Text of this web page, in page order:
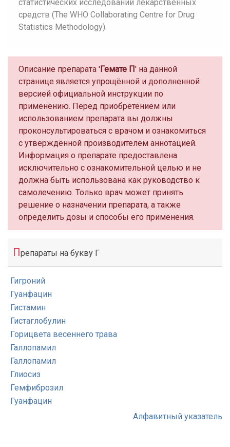
статистических исследований лекарственных
средств (The WHO Collaborating Centre for Drug
Statistics Methodology).
Описание препарата 'Гемате П' на данной
странице является упрощённой и дополненной
версией официальной инструкции по
применению. Перед приобретением или
использованием препарата вы должны
проконсультироваться с врачом и ознакомиться
с утверждённой производителем аннотацией.
Информация о препарате предоставлена
исключительно с ознакомительной целью и не
должна быть использована как руководство к
самолечению. Только врач может принять
решение о назначении препарата, а также
определить дозы и способы его применения.
Препараты на букву Г
Гигроний
Гуанфацин
Гистамин
Гистаглобулин
Горицвета весеннего трава
Галлопамил
Галлопамил
Глиосиз
Гемфиброзил
Гуанфацин
Алфавитный указатель